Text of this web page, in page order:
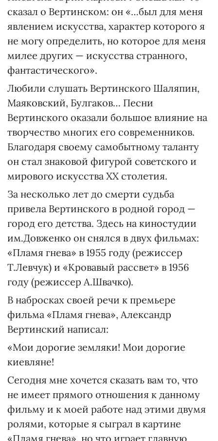
сказал о Вертинском: он «…был для меня
явлением искусства, характер которого я
не могу определить, но которое для меня
милее других — искусства странного,
фантастического».
Любили слушать Вертинского Шаляпин,
Маяковский, Булгаков… Песни
Вертинского оказали большое влияние на
творчество многих его современников.
Благодаря своему самобытному таланту
он стал знаковой фигурой советского и
мирового искусства ХХ столетия.
За несколько лет до смерти судьба
привела Вертинского в родной город —
город его детства. Здесь на киностудии
им.Довженко он снялся в двух фильмах:
«Пламя гнева» в 1955 году (режиссер
Т.Левчук) и «Кровавый рассвет» в 1956
году (режиссер А.Швачко).
В набросках своей речи к премьере
фильма «Пламя гнева», Александр
Вертинский написал:
«Мои дорогие земляки! Мои дорогие
киевляне!
Сегодня мне хочется сказать вам то, что
не имеет прямого отношения к данному
фильму и к моей работе над этими двумя
ролями, которые я сыграл в картине
«Пламя гнева», но что играет главную